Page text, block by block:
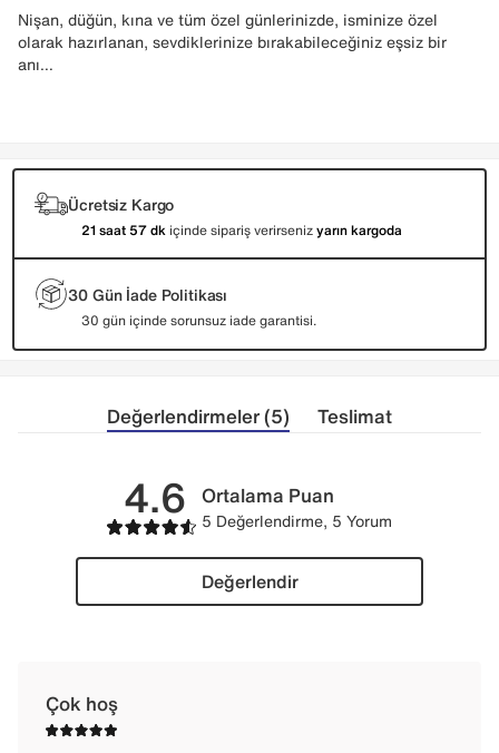
Nişan, düğün, kına ve tüm özel günlerinizde, isminize özel
olarak hazırlanan, sevdiklerinize bırakabileceğiniz eşsiz bir
anı…
Ücretsiz Kargo
21 saat 57 dk içinde sipariş verirsenizyarın kargoda
30 Gün İade Politikası
30 gün içinde sorunsuz iade garantisi.
Değerlendirmeler (5) Teslimat
4.6 Ortalama Puan
5 Değerlendirme, 5 Yorum
Değerlendir
Çok hoş